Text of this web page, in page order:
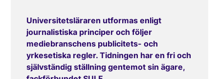
Universitetsläraren utformas enligt
journalistiska principer och följer
mediebranschens publicitets- och
yrkesetiska regler. Tidningen har en fri och
självständig ställning gentemot sin ägare,